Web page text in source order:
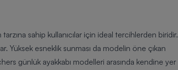
sahip kullanıcılar için ideal tercihlerden biridir.
Yüksek esneklik sunması da modelin öne çıkan
günlük ayakkabı modelleri arasında kendine yer